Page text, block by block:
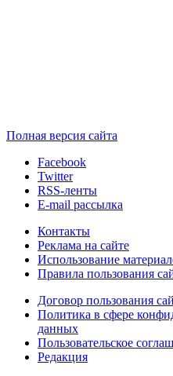
Полная версия сайта
Facebook
Twitter
RSS-ленты
E-mail рассылка
Контакты
Реклама на сайте
Использование
Правила пользования
Договор пользования
Политика в сфере
данных
Пользовательское
Редакция